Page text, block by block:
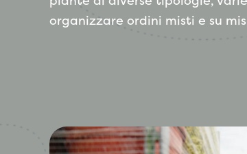
organizzare ordini misti e su